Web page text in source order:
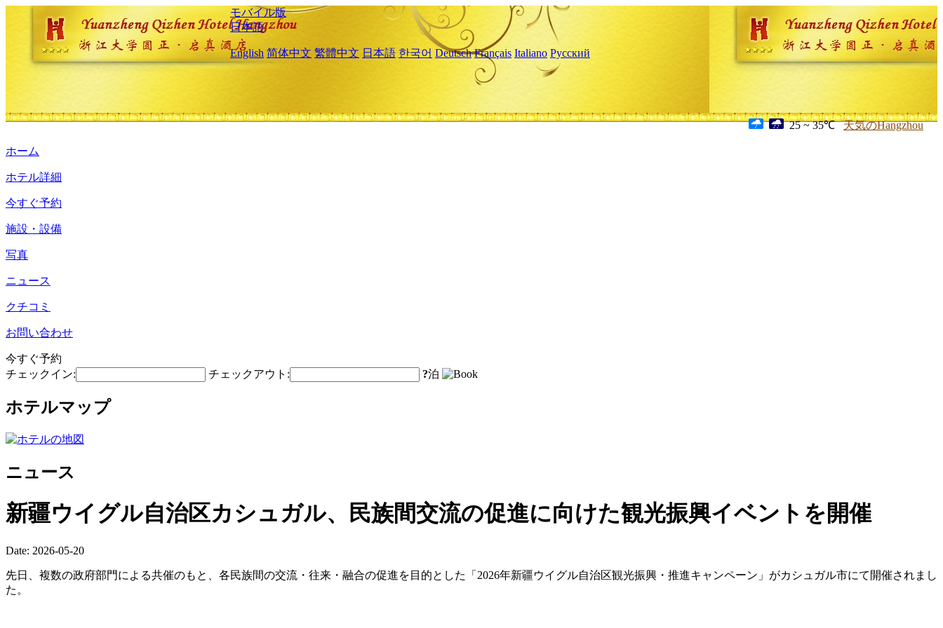
モバイル版
日本語
English 简体中文 繁體中文 日本語 한국어 Deutsch Français Italiano Русский
25 ~ 35℃ 天気のHangzhou
ホーム
ホテル詳細
今すぐ予約
施設・設備
写真
ニュース
クチコミ
お問い合わせ
今すぐ予約
チェックイン:
チェックアウト: ?泊
ホテルマップ
ニュース
新疆ウイグル自治区カシュガル、民族間交流の促進に向けた観光振興イベントを開催
Date: 2026-05-20
先日、複数の政府部門による共催のもと、各民族間の交流・往来・融合の促進を目的とした「2026年新疆ウイグル自治区観光振興・推進キャンペーン」がカシュガル市にて開催されまし
た。